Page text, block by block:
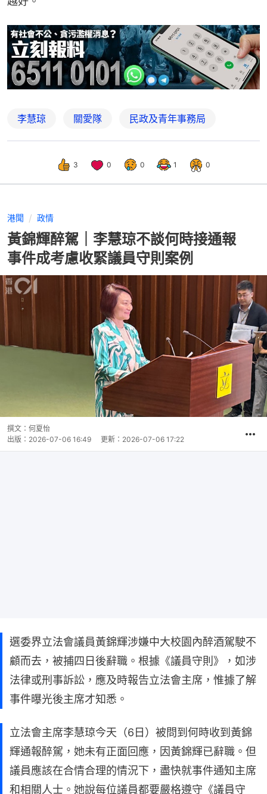
李慧琼 關愛隊 民政及青年事務局
3 0 0 1 0
港聞 政情
黃錦輝醉駕｜李慧琼不談何時接通報
事件成考慮收緊議員守則案例
撰文： 何夏怡
出版： 2026-07-06 16:49 更新： 2026-07-06 17:22
選委界立法會議員黃錦輝涉嫌中大校園內醉酒駕駛不
顧而去，被捕四日後辭職。根據《議員守則》，如涉
法律或刑事訴訟，應及時報告立法會主席，惟據了解
事件曝光後主席才知悉。
立法會主席李慧琼今天（6日）被問到何時收到黃錦
輝通報醉駕，她未有正面回應，因黃錦輝已辭職。但
議員應該在合情合理的情況下，盡快就事件通知主席
和相關人士。她說每位議員都要嚴格遵守《議員守